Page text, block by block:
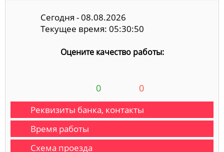
Сегодня - 08.08.2026
Текущее время: 05:30:51
Оцените качество работы:
0 0
Реквизиты банка, контакты
Время работы
Схема проезда